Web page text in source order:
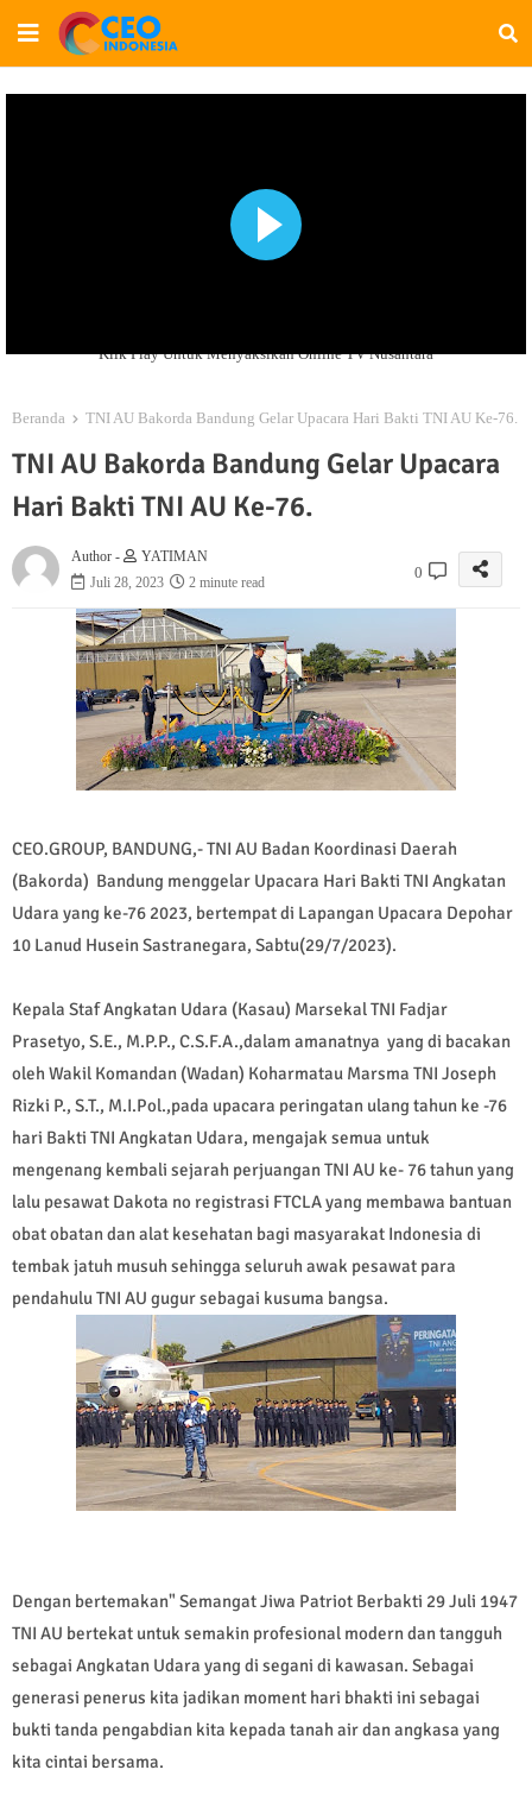
Klik Play Untuk Menyaksikan Online TV Nusantara
Beranda TNI AU Bakorda Bandung Gelar Upacara Hari Bakti TNI AU Ke-76.
TNI AU Bakorda Bandung Gelar Upacara
Hari Bakti TNI AU Ke-76.
Author -
YATIMAN
Juli 28, 2023
2 minute read
0
CEO.GROUP, BANDUNG,- TNI AU Badan Koordinasi Daerah
(Bakorda) Bandung menggelar Upacara Hari Bakti TNI Angkatan
Udara yang ke-76 2023, bertempat di Lapangan Upacara Depohar
10 Lanud Husein Sastranegara, Sabtu(29/7/2023).
Kepala Staf Angkatan Udara (Kasau) Marsekal TNI Fadjar
Prasetyo, S.E., M.P.P., C.S.F.A.,dalam amanatnya yang di bacakan
oleh Wakil Komandan (Wadan) Koharmatau Marsma TNI Joseph
Rizki P., S.T., M.I.Pol.,pada upacara peringatan ulang tahun ke -76
hari Bakti TNI Angkatan Udara, mengajak semua untuk
mengenang kembali sejarah perjuangan TNI AU ke- 76 tahun yang
lalu pesawat Dakota no registrasi FTCLA yang membawa bantuan
obat obatan dan alat kesehatan bagi masyarakat Indonesia di
tembak jatuh musuh sehingga seluruh awak pesawat para
pendahulu TNI AU gugur sebagai kusuma bangsa.
Dengan bertemakan" Semangat Jiwa Patriot Berbakti 29 Juli 1947
TNI AU bertekat untuk semakin profesional modern dan tangguh
sebagai Angkatan Udara yang di segani di kawasan. Sebagai
generasi penerus kita jadikan moment hari bhakti ini sebagai
bukti tanda pengabdian kita kepada tanah air dan angkasa yang
kita cintai bersama.